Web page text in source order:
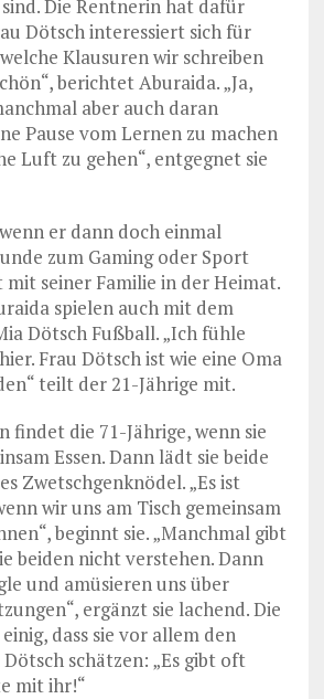
Die Rentnerin hat dafür
Dötsch interessiert sich für
Klausuren wir schreiben
berichtet Aburaida. „Ja,
aber auch daran
Pause vom Lernen zu machen
Luft zu gehen“, entgegnet sie
er dann doch einmal
zum Gaming oder Sport
seiner Familie in der Heimat.
spielen auch mit dem
Dötsch Fußball. „Ich fühle
Frau Dötsch ist wie eine Oma
teilt der 21-Jährige mit.
findet die 71-Jährige, wenn sie
Essen. Dann lädt sie beide
Zwetschgenknödel. „Es ist
wir uns am Tisch gemeinsam
beginnt sie. „Manchmal gibt
beiden nicht verstehen. Dann
und amüsieren uns über
ergänzt sie lachend. Die
dass sie vor allem den
schätzen: „Es gibt oft
mit ihr!“